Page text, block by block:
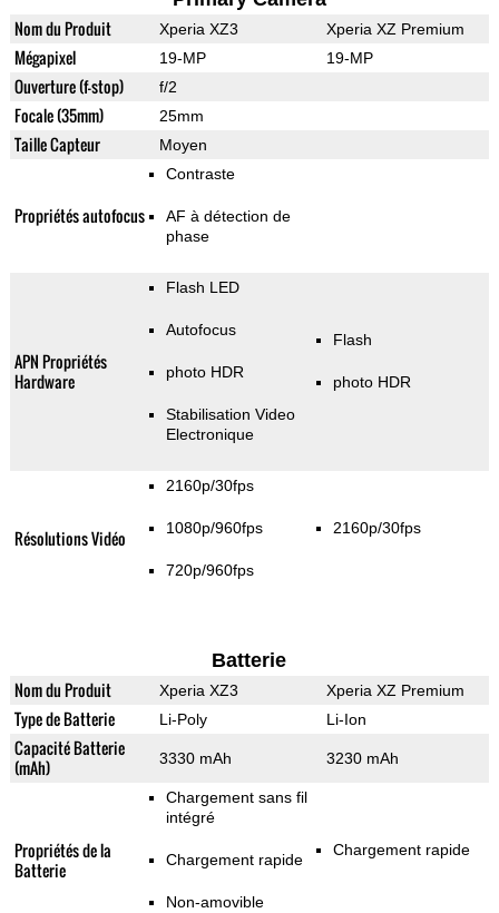
Nom du Produit Xperia XZ3 Xperia XZ Premium
Mégapixel 19-MP 19-MP
Ouverture (f-stop) f/2
Focale (35mm) 25mm
Taille Capteur Moyen
Propriétés autofocus
Contraste
AF à détection de
phase
APN Propriétés
Hardware
Flash LED
Autofocus
photo HDR
Stabilisation Video
Electronique
Flash
photo HDR
Résolutions Vidéo
2160p/30fps
1080p/960fps
720p/960fps
2160p/30fps
Batterie
Nom du Produit Xperia XZ3 Xperia XZ Premium
Type de Batterie Li-Poly Li-Ion
Capacité Batterie
(mAh)
3330 mAh 3230 mAh
Propriétés de la
Batterie
Chargement sans fil
intégré
Chargement rapide
Non-amovible
Chargement rapide